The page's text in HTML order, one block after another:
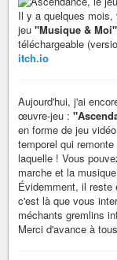
Il y a quelques
jeu "Musique & Moi"
téléchargeable
itch.io
Aujourd'hui, j'ai
œuvre-jeu :
en forme de jeu
temporel qui
laquelle ! Vous
marche et la
Évidemment, il reste
c'est là que vous
méchants gremlins
Merci d'avance à